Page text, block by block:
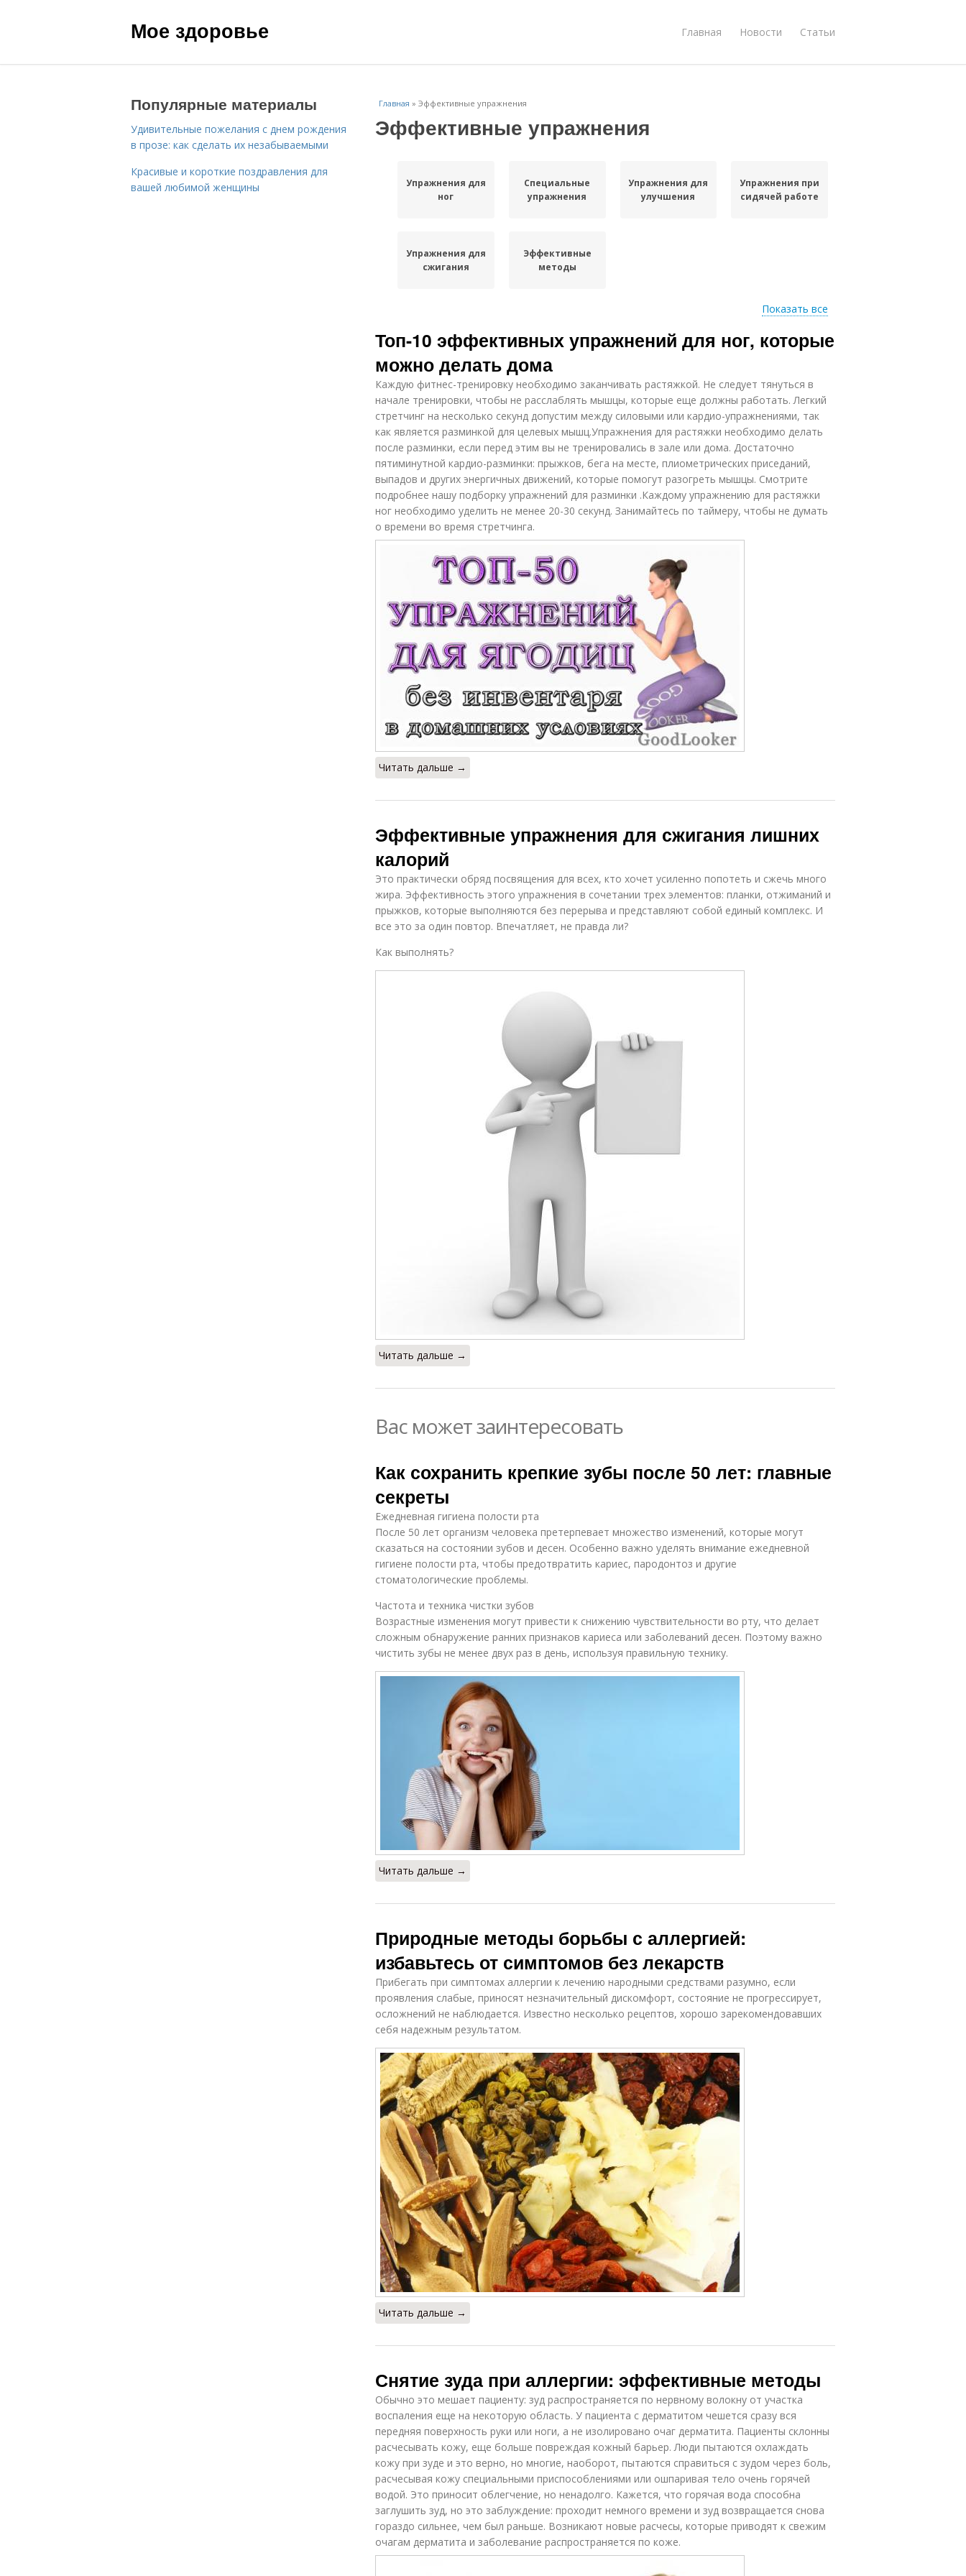
Мое здоровье Главная Новости Статьи
Главная » Эффективные упражнения
Эффективные упражнения
Упражнения для
ног
Специальные
упражнения
Упражнения для
улучшения
Упражнения при
сидячей работе
Упражнения для
сжигания
Эффективные
методы
Показать все
Топ-10 эффективных упражнений для ног, которые
можно делать дома
Каждую фитнес-тренировку необходимо заканчивать растяжкой. Не следует тянуться в
начале тренировки, чтобы не расслаблять мышцы, которые еще должны работать. Легкий
стретчинг на несколько секунд допустим между силовыми или кардио-упражнениями, так
как является разминкой для целевых мышц.Упражнения для растяжки необходимо делать
после разминки, если перед этим вы не тренировались в зале или дома. Достаточно
пятиминутной кардио-разминки: прыжков, бега на месте, плиометрических приседаний,
выпадов и других энергичных движений, которые помогут разогреть мышцы. Смотрите
подробнее нашу подборку упражнений для разминки .Каждому упражнению для растяжки
ног необходимо уделить не менее 20-30 секунд. Занимайтесь по таймеру, чтобы не думать
о времени во время стретчинга.
Читать дальше →
Эффективные упражнения для сжигания лишних
калорий
Это практически обряд посвящения для всех, кто хочет усиленно попотеть и сжечь много
жира. Эффективность этого упражнения в сочетании трех элементов: планки, отжиманий и
прыжков, которые выполняются без перерыва и представляют собой единый комплекс. И
все это за один повтор. Впечатляет, не правда ли?
Как выполнять?
Читать дальше →
Вас может заинтересовать
Как сохранить крепкие зубы после 50 лет: главные
секреты
Ежедневная гигиена полости рта
После 50 лет организм человека претерпевает множество изменений, которые могут
сказаться на состоянии зубов и десен. Особенно важно уделять внимание ежедневной
гигиене полости рта, чтобы предотвратить кариес, пародонтоз и другие
стоматологические проблемы.
Частота и техника чистки зубов
Возрастные изменения могут привести к снижению чувствительности во рту, что делает
сложным обнаружение ранних признаков кариеса или заболеваний десен. Поэтому важно
чистить зубы не менее двух раз в день, используя правильную технику.
Читать дальше →
Природные методы борьбы с аллергией:
избавьтесь от симптомов без лекарств
Прибегать при симптомах аллергии к лечению народными средствами разумно, если
проявления слабые, приносят незначительный дискомфорт, состояние не прогрессирует,
осложнений не наблюдается. Известно несколько рецептов, хорошо зарекомендовавших
себя надежным результатом.
Читать дальше →
Снятие зуда при аллергии: эффективные методы
Обычно это мешает пациенту: зуд распространяется по нервному волокну от участка
воспаления еще на некоторую область. У пациента с дерматитом чешется сразу вся
передняя поверхность руки или ноги, а не изолировано очаг дерматита. Пациенты склонны
расчесывать кожу, еще больше повреждая кожный барьер. Люди пытаются охлаждать
кожу при зуде и это верно, но многие, наоборот, пытаются справиться с зудом через боль,
расчесывая кожу специальными приспособлениями или ошпаривая тело очень горячей
водой. Это приносит облегчение, но ненадолго. Кажется, что горячая вода способна
заглушить зуд, но это заблуждение: проходит немного времени и зуд возвращается снова
гораздо сильнее, чем был раньше. Возникают новые расчесы, которые приводят к свежим
очагам дерматита и заболевание распространяется по коже.
Популярные материалы
Удивительные пожелания с днем рождения
в прозе: как сделать их незабываемыми
Красивые и короткие поздравления для
вашей любимой женщины